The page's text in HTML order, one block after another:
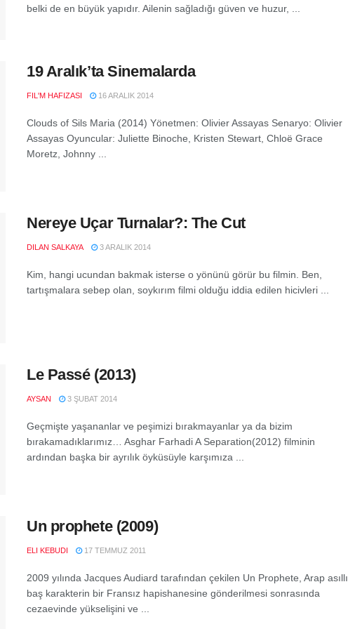
belki de en büyük yapıdır. Ailenin sağladığı güven ve huzur, ...
19 Aralık’ta Sinemalarda
FIL'M HAFIZASI 16 ARALIK 2014
Clouds of Sils Maria (2014) Yönetmen: Olivier Assayas Senaryo: Olivier
Assayas Oyuncular: Juliette Binoche, Kristen Stewart, Chloë Grace
Moretz, Johnny ...
Nereye Uçar Turnalar?: The Cut
DILAN SALKAYA 3 ARALIK 2014
Kim, hangi ucundan bakmak isterse o yönünü görür bu filmin. Ben,
tartışmalara sebep olan, soykırım filmi olduğu iddia edilen hicivleri ...
Le Passé (2013)
AYSAN 3 ŞUBAT 2014
Geçmişte yaşananlar ve peşimizi bırakmayanlar ya da bizim
bırakamadıklarımız… Asghar Farhadi A Separation(2012) filminin
ardından başka bir ayrılık öyküsüyle karşımıza ...
Un prophete (2009)
ELI KEBUDI 17 TEMMUZ 2011
2009 yılında Jacques Audiard tarafından çekilen Un Prophete, Arap asıllı
baş karakterin bir Fransız hapishanesine gönderilmesi sonrasında
cezaevinde yükselişini ve ...